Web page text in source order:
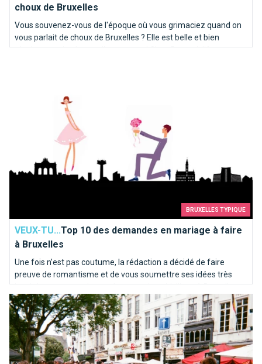
choux de Bruxelles
Vous souvenez-vous de l'époque où vous grimaciez quand on
vous parlait de choux de Bruxelles ? Elle est belle et bien
révolue pour la plupart d'entre vous ! Chez Brusselslife, ces
BRUXELLES TYPIQUE
VEUX-TU...Top 10 des demandes en mariage à faire
à Bruxelles
Une fois n’est pas coutume, la rédaction a décidé de faire
preuve de romantisme et de vous soumettre ses idées très
inspirées pour une demande en mariage idyllique à Bruxelles.
Voici notre “Top 10” des endroits où poser le genou par terre…
Bruxelles ma belle